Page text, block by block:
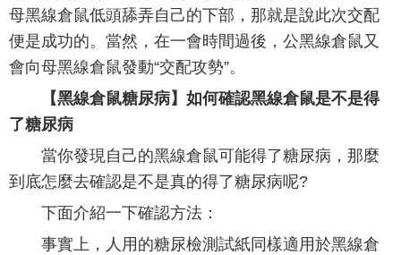
母黑線倉鼠低頭舔弄自己的下部，那就是說此次交配
便是成功的。當然，在一會時間過後，公黑線倉鼠又
會向母黑線倉鼠發動“交配攻勢”。
【黑線倉鼠糖尿病】如何確認黑線倉鼠是不是得
了糖尿病
當你發現自己的黑線倉鼠可能得了糖尿病，那麼
到底怎麼去確認是不是真的得了糖尿病呢?
下面介紹一下確認方法：
事實上，人用的糖尿檢測試紙同樣適用於黑線倉